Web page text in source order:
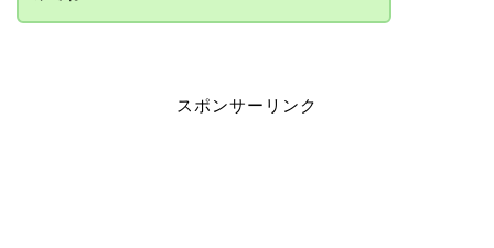
スポンサーリンク